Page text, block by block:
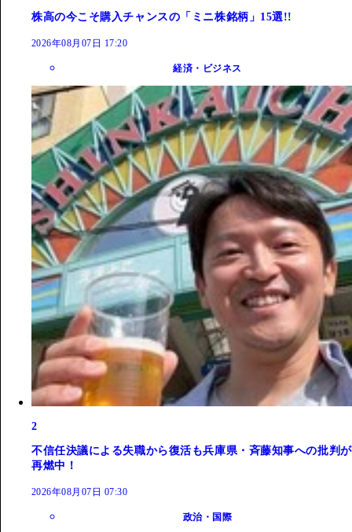
株高の今こそ購入チャンスの「ミニ株銘柄」15選!!
2026年08月07日 17:20
経済・ビジネス
2
不信任決議による失職から復活も兵庫県・斉藤知事への批判が
再燃中！
2026年08月07日 07:30
政治・国際